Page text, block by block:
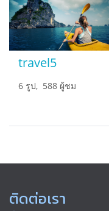
travel5
6 รูป, 588 ผู้ชม
ติดต่อเรา